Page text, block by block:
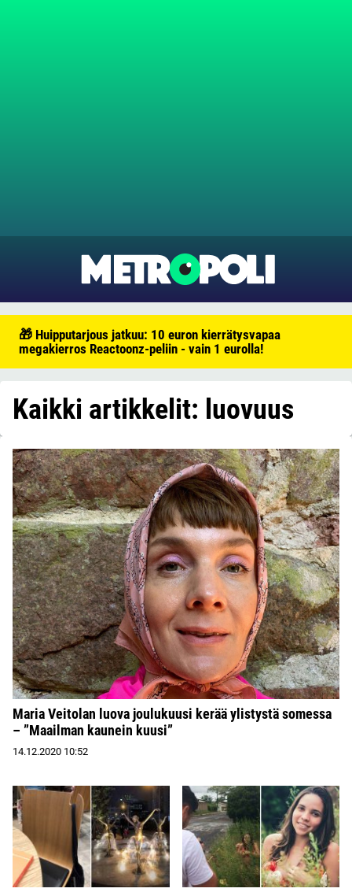
🎁 Huipputarjous jatkuu: 10 euron kierrätysvapaa
megakierros Reactoonz-peliin - vain 1 eurolla!
Kaikki artikkelit: luovuus
Maria Veitolan luova joulukuusi kerää ylistystä somessa
– ”Maailman kaunein kuusi”
14.12.2020 10:52